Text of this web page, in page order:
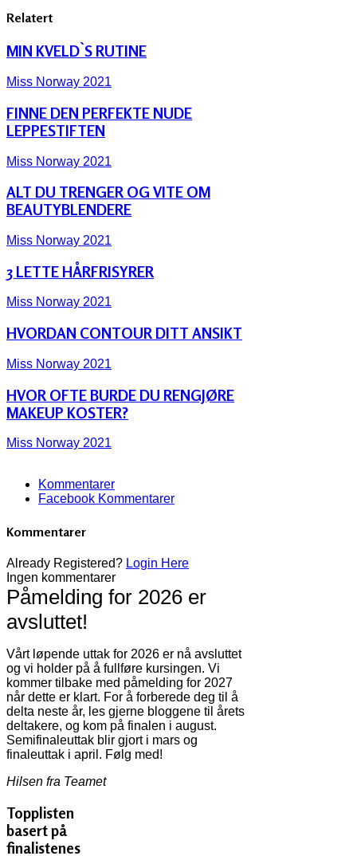
Relatert
MIN KVELD`S RUTINE
Miss Norway 2021
FINNE DEN PERFEKTE NUDE
LEPPESTIFTEN
Miss Norway 2021
ALT DU TRENGER OG VITE OM
BEAUTYBLENDERE
Miss Norway 2021
3 LETTE HÅRFRISYRER
Miss Norway 2021
HVORDAN CONTOUR DITT ANSIKT
Miss Norway 2021
HVOR OFTE BURDE DU RENGJØRE
MAKEUP KOSTER?
Miss Norway 2021
Kommentarer
Facebook Kommentarer
Kommentarer
Already Registered? Login Here
Ingen kommentarer
Påmelding for 2026 er
avsluttet!
Vårt løpende uttak for 2026 er nå avsluttet
og vi holder på å fullføre kursingen. Vi
kommer tilbake med påmelding for 2027
når dette er klart. For å forberede deg til å
delta neste år, les gjerne bloggene til årets
deltakere, og kom på finalen i august.
Semifinaleuttak blir gjort i mars og
finaleuttak i april. Følg med!
Hilsen fra Teamet
Topplisten
basert på
finalistenes